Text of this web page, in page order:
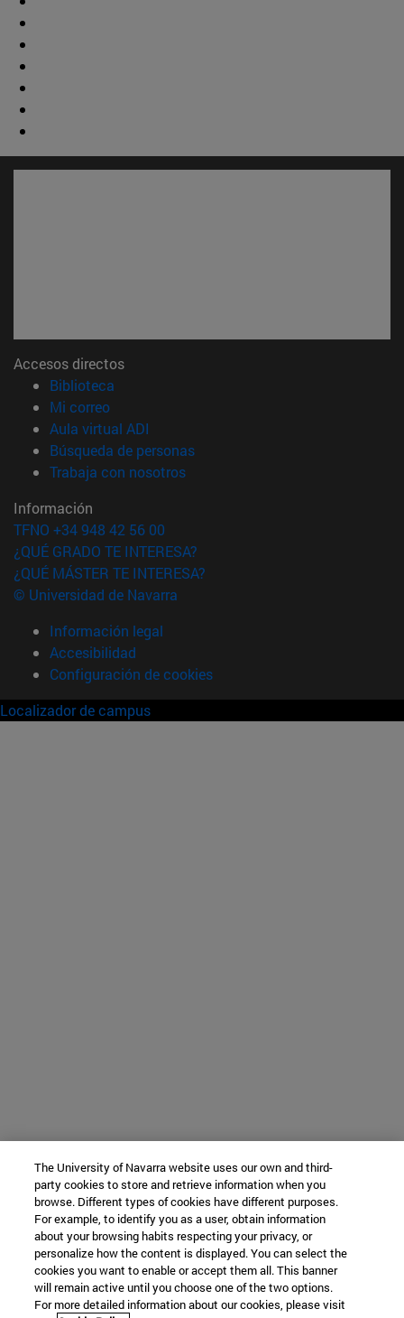
Accesos directos
Biblioteca
Mi correo(abre en nueva ventana)
Aula virtual ADI
Búsqueda de personas(abre en nueva ventana)
Trabaja con nosotros(abre en nueva ventana)
Información
TFNO +34 948 42 56 00
¿QUÉ GRADO TE INTERESA?
¿QUÉ MÁSTER TE INTERESA?
© Universidad de Navarra
Información legal
Accesibilidad
Configuración de cookies
Localizador de campus
The University of Navarra website uses our own and third-
party cookies to store and retrieve information when you
browse. Different types of cookies have different purposes.
For example, to identify you as a user, obtain information
about your browsing habits respecting your privacy, or
personalize how the content is displayed. You can select the
cookies you want to enable or accept them all. This banner
will remain active until you choose one of the two options.
For more detailed information about our cookies, please visit